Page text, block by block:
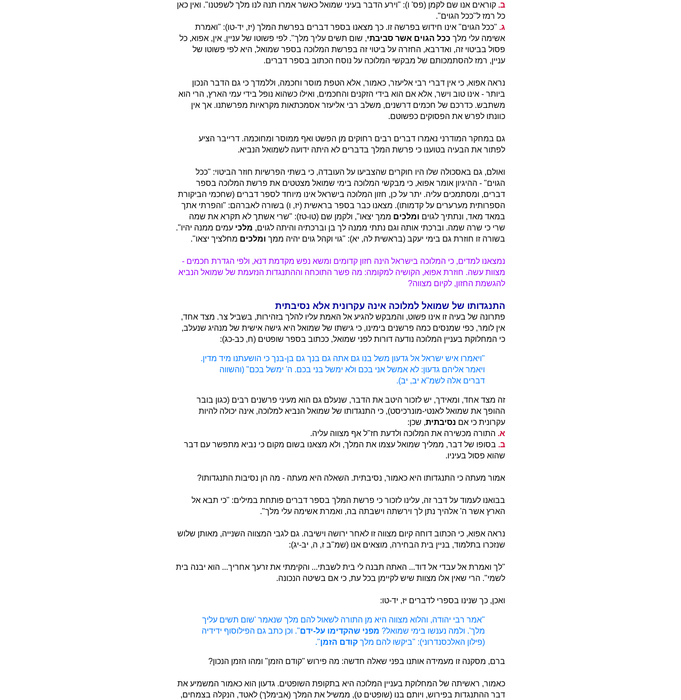
ב. קוראים אנו שם לקמן (פס' ו): "וירע הדבר בעיני שמואל כאשר אמרו תנה לנו מלך לשפטנו". ואין כאן
כל רמז ל"ככל הגוים".
ג. "ככל הגוים" אינו חידוש בפרשה זו. כך מצאנו בספר דברים בפרשת המלך (יז, יד-טו): "ואמרת
אשימה עלי מלך ככל הגוים אשר סביבתי, שום תשים עליך מלך". לפי פשוטו של עניין, אין, אפוא, כל
פסול בביטוי זה, ואדרבא, החזרה על ביטוי זה בפרשת המלוכה בספר שמואל, היא לפי פשוטו של
עניין, רמז להסתמכותם של מבקשי המלוכה על נוסח הכתוב בספר דברים.
נראה אפוא, כי אין דברי רבי אליעזר, כאמור, אלא הטפת מוסר וחכמה, וללמדך כי גם הדבר הנכון
ביותר - אינו טוב וישר, אלא אם הוא בידי הזקנים והחכמים, ואילו כשהוא נופל בידי עמי הארץ, הרי הוא
משתבש. כדרכם של חכמים דרשנים, משלב רבי אליעזר אסמכתאות מקראיות מפרשתנו. אך אין
כוונתו לפרש את הפסוקים כפשוטם.
גם במחקר המודרני נאמרו דברים רבים רחוקים מן הפשט ואף ממוסר ומחוכמה. דרייבר הציע
לפתור את הבעיה בטוענו כי פרשת המלך בדברים לא היתה ידועה לשמואל הנביא.
ואולם, גם באסכולה שלו היו חוקרים שהצביעו על העובדה, כי בשתי הפרשיות חוזר הביטוי: "ככל
הגוים" - ההיגיון אומר אפוא, כי מבקשי המלוכה בימי שמואל מצטטים את פרשת המלוכה בספר
דברים, ומסתמכים עליה. יתר על כן, חזון המלוכה בישראל אינו מיוחד לספר דברים (שחכמי הביקורת
הספרותית מערערים על קדמותו). מצאנו כבר בספר בראשית (יז, ו) בשורה לאברהם: "והפרתי אתך
במאד מאד, ונתתיך לגוים ומלכים ממך יצאו", ולקמן שם (טו-טז): "שרי אשתך לא תקרא את שמה
שרי כי שרה שמה. וברכתי אותה וגם נתתי ממנה לך בן וברכתיה והיתה לגוים, מלכי עמים ממנה יהיו".
בשורה זו חוזרת גם בימי יעקב (בראשית לה, יא): "גוי וקהל גוים יהיה ממך ומלכים מחלציך יצאו".
נמצאנו למדים, כי המלוכה בישראל הינה חזון קדומים ומשא נפש מקדמת דנא, ולפי הגדרת חכמים -
מצוות עשה. חוזרת אפוא, הקושיה למקומה: מה פשר התוכחה וההתנגדות הנזעמת של שמואל הנביא
להגשמת החזון, לקיום מצווה?
התנגדותו של שמואל למלוכה אינה עקרונית אלא נסיבתית
פתרונה של בעיה זו אינו פשוט, והמבקש להגיע אל האמת עליו להלך בזהירות, בשביל צר. מצד אחד,
אין לומר, כפי שמנסים כמה פרשנים בימינו, כי גישתו של שמואל היא גישה אישית של מנהיג שנעלב,
כי המחלוקת בעניין המלוכה נודעה דורות לפני שמואל, ככתוב בספר שופטים (ח, כב-כג):
"ויאמרו איש ישראל אל גדעון משל בנו גם אתה גם בנך גם בן-בנך כי הושעתנו מיד מדין.
ויאמר אליהם גדעון: לא אמשל אני בכם ולא ימשל בני בכם. ה' ימשל בכם" (והשווה
דברים אלה לשמ"א יב, יב).
זה מצד אחד, ומאידך, יש לזכור היטב את הדבר, שנעלם גם הוא מעיני פרשנים רבים (כגון בובר
ההופך את שמואל לאנטי-מונרכיסט), כי התנגדותו של שמואל הנביא למלוכה, אינה יכולה להיות
עקרונית כי אם נסיבתית, שכן:
א. התורה מכשירה את המלוכה ולדעת חז"ל אף מצווה עליה.
ב. בסופו של דבר, ממליך שמואל עצמו את המלך, ולא מצאנו בשום מקום כי נביא מתפשר עם דבר
שהוא פסול בעיניו.
אמור מעתה כי התנגדותו היא כאמור, נסיבתית. השאלה היא מעתה - מה הן נסיבות התנגדותו?
בבואנו לעמוד על דבר זה, עלינו לזכור כי פרשת המלך בספר דברים פותחת במילים: "כי תבא אל
הארץ אשר ה' אלהיך נתן לך וירשתה וישבתה בה, ואמרת אשימה עלי מלך".
נראה אפוא, כי הכתוב דוחה קיום מצווה זו לאחר ירושה וישיבה. גם לגבי המצווה השנייה, מאותן שלוש
שנזכרו בתלמוד, בניין בית הבחירה, מוצאים אנו (שמ"ב ז, ה, יב-יג):
"לך ואמרת אל עבדי אל דוד... האתה תבנה לי בית לשבתי... והקימתי את זרעך אחריך... הוא יבנה בית
לשמי". הרי שאין אלו מצוות שיש לקיימן בכל עת, כי אם בשיטה הנכונה.
ואכן, כך שנינו בספרי לדברים יז, יד-טו:
"אמר רבי יהודה, והלוא מצווה היא מן התורה לשאול להם מלך שנאמר 'שום תשים עליך
מלך'. ולמה נענשו בימי שמואל? מפני שהקדימו על-ידם". וכן כתב גם הפילוסוף ידידיה
(פילון האלכסנדרוני): "ביקשו להם מלך קודם הזמן".
ברם, מסקנה זו מעמידה אותנו בפני שאלה חדשה: מה פירוש "קודם הזמן" ומהו הזמן הנכון?
כאמור, ראשיתה של המחלוקת בעניין המלוכה היא בתקופת השופטים. גדעון הוא כאמור המשמיע את
דבר ההתנגדות בפירוש, ויותם בנו (שופטים ט), ממשיל את המלך (אבימלך) לאטד, הנקלה בצמחים,